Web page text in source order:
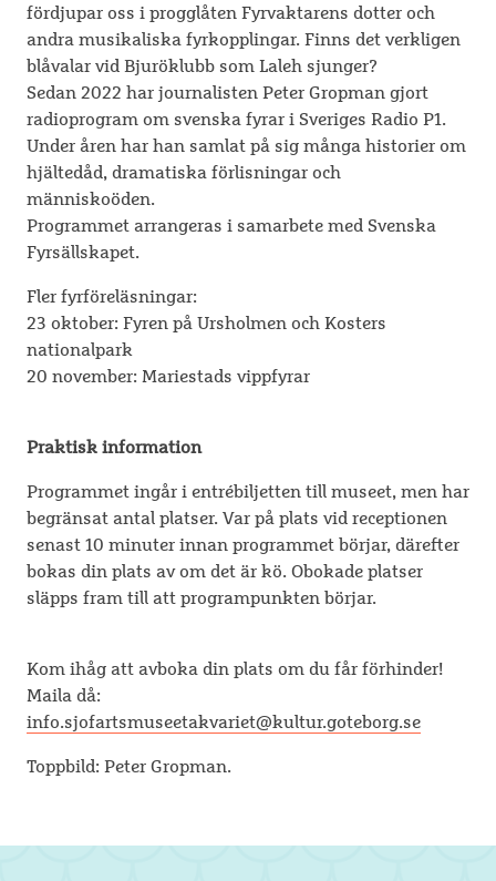
fördjupar oss i progglåten Fyrvaktarens dotter och
andra musikaliska fyrkopplingar. Finns det verkligen
blåvalar vid Bjuröklubb som Laleh sjunger?
Sedan 2022 har journalisten Peter Gropman gjort
radioprogram om svenska fyrar i Sveriges Radio P1.
Under åren har han samlat på sig många historier om
hjältedåd, dramatiska förlisningar och
människoöden.
Programmet arrangeras i samarbete med Svenska
Fyrsällskapet.
Fler fyrföreläsningar:
23 oktober: Fyren på Ursholmen och Kosters
nationalpark
20 november: Mariestads vippfyrar
Praktisk information
Programmet ingår i entrébiljetten till museet, men har
begränsat antal platser. Var på plats vid receptionen
senast 10 minuter innan programmet börjar, därefter
bokas din plats av om det är kö. Obokade platser
släpps fram till att programpunkten börjar.
Kom ihåg att avboka din plats om du får förhinder!
Maila då:
info.sjofartsmuseetakvariet@kultur.goteborg.se
Toppbild: Peter Gropman.